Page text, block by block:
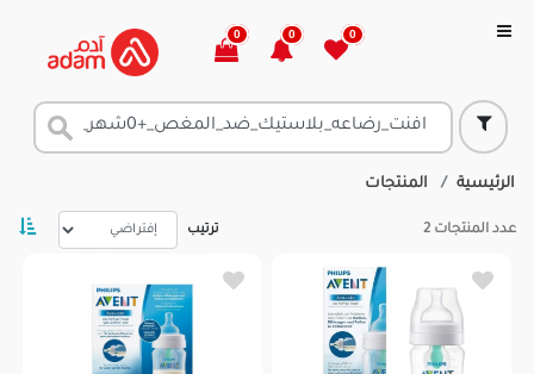
0
0
0
الرئيسية المنتجات
عدد المنتجات 2 ترتيب